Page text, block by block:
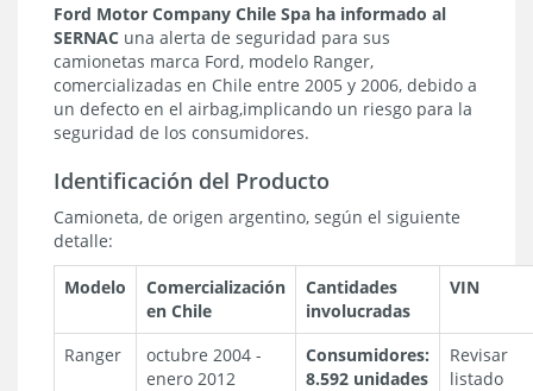
Ford Motor Company Chile Spa ha informado al
SERNAC una alerta de seguridad para sus
camionetas marca Ford, modelo Ranger,
comercializadas en Chile entre 2005 y 2006, debido a
un defecto en el airbag,implicando un riesgo para la
seguridad de los consumidores.
Identificación del Producto
Camioneta, de origen argentino, según el siguiente
detalle:
Modelo
Comercialización
en Chile
Cantidades
involucradas
VIN
Ranger
octubre 2004 -
enero 2012
Consumidores:
8.592 unidades
Revisar
listado